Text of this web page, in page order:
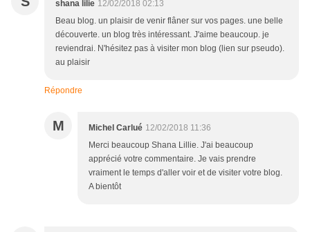
shana lilie 12/02/2018 02:13
Beau blog. un plaisir de venir flâner sur vos pages. une belle
découverte. un blog très intéressant. J'aime beaucoup. je
reviendrai. N'hésitez pas à visiter mon blog (lien sur pseudo).
au plaisir
Répondre
M Michel Carlué 12/02/2018 11:36
Merci beaucoup Shana Lillie. J'ai beaucoup
apprécié votre commentaire. Je vais prendre
vraiment le temps d'aller voir et de visiter votre blog.
A bientôt